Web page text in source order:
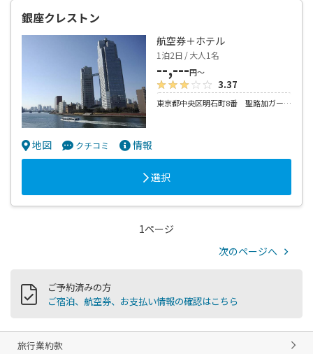
銀座クレストン
航空券＋ホテル
1泊2日 / 大人1名
--,---円～
3.37
東京都中央区明石町8番 聖路加ガーデン内
地図 クチコミ 情報
選択
1ページ
次のページへ
ご予約済みの方
ご宿泊、航空券、お支払い情報の確認はこちら
旅行業約款